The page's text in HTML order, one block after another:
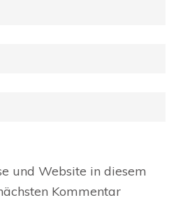
und Website in diesem
Kommentar